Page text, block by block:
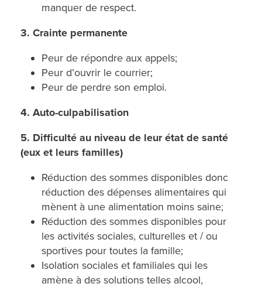
manquer de respect.
3. Crainte permanente
Peur de répondre aux appels;
Peur d’ouvrir le courrier;
Peur de perdre son emploi.
4. Auto-culpabilisation
5. Difficulté au niveau de leur état de santé
(eux et leurs familles)
Réduction des sommes disponibles donc
réduction des dépenses alimentaires qui
mènent à une alimentation moins saine;
Réduction des sommes disponibles pour
les activités sociales, culturelles et / ou
sportives pour toutes la famille;
Isolation sociales et familiales qui les
amène à des solutions telles alcool,